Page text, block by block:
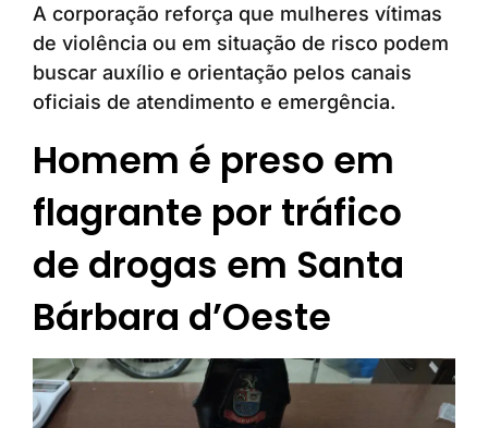
A corporação reforça que mulheres vítimas
de violência ou em situação de risco podem
buscar auxílio e orientação pelos canais
oficiais de atendimento e emergência.
Homem é preso em
flagrante por tráfico
de drogas em Santa
Bárbara d’Oeste